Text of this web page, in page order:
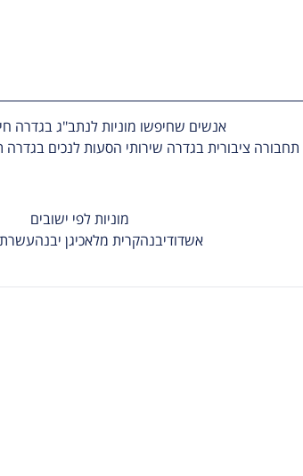
אנשים שחיפשו מוניות לנתב"ג בגדרה
תחבורה ציבורית בגדרה שירותי הסעות לנכים בגדרה
מוניות לפי ישובים
אשדודיבנהקרית מלאכיגן יבנהעשרת